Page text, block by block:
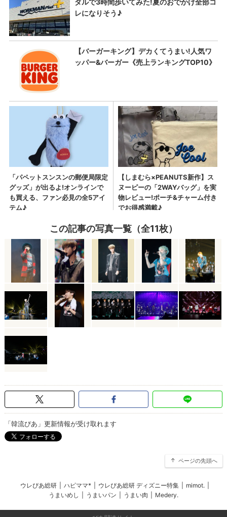
この記事の写真一覧（全11枚）
「韓流ぴあ」更新情報が受け取れます
ページの先頭へ
ウレぴあ総研 ハピママ* ウレぴあ総研 ディズニー特集 mimot.
うまいめし
うまいパン うまい肉 Medery.